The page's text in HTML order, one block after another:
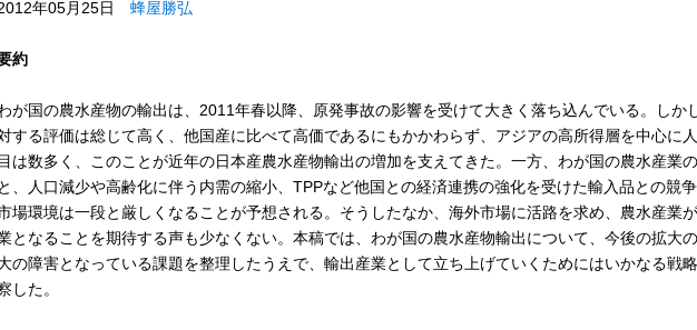
年05月25日 蜂屋勝弘
約
が国の農水産物の輸出は、2011年春以降、原発事故の影響を受けて大きく落ち込んでいる。しか
する評価は総じて高く、他国産に比べて高価であるにもかかわらず、アジアの高所得層を中心に
目は数多く、このことが近年の日本産農水産物輸出の増加を支えてきた。一方、わが国の農水産業
と、人口減少や高齢化に伴う内需の縮小、TPPなど他国との経済連携の強化を受けた輸入品との競
場環境は一段と厳しくなることが予想される。そうしたなか、海外市場に活路を求め、農水産業
となることを期待する声も少なくない。本稿では、わが国の農水産物輸出について、今後の拡大
の障害となっている課題を整理したうえで、輸出産業として立ち上げていくためにはいかなる戦
した。